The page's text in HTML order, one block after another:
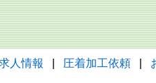
人情報 圧着加工依頼